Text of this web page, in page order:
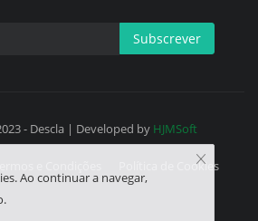
Subscrever
- Descla | Developed by HJMSoft
Política de Cookies
Ao continuar a navegar,